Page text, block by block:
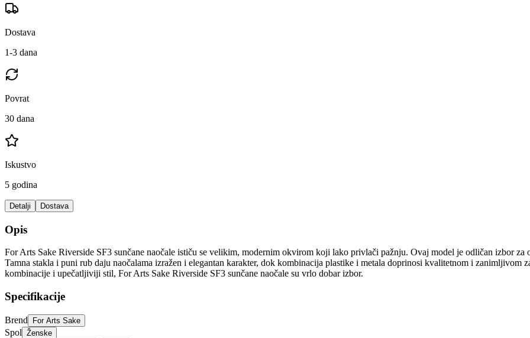
Dostava
1-3 dana
Povrat
30 dana
Iskustvo
5 godina
Detalji Dostava
Opis
For Arts Sake Riverside SF3 sunčane naočale ističu se velikim, modernim okvirom koji lako privlači pažnju. Ovaj model je odličan izbor
Tamna stakla i puni rub daju naočalama izražen i elegantan karakter, dok kombinacija plastike i metala doprinosi kvalitetnom i
kombinacije i upečatljiviji stil, For Arts Sake Riverside SF3 sunčane naočale su vrlo dobar izbor.
Specifikacije
Brend For Arts Sake
Spol Ženske